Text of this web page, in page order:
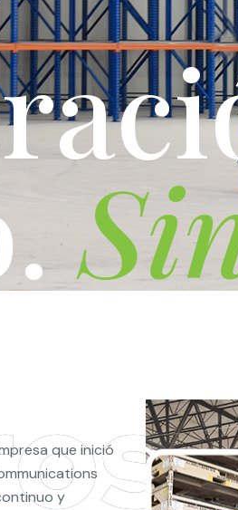
raci
.Si
que inició
y